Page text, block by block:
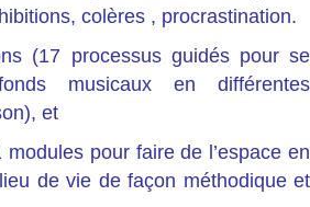
colères , procrastination.
(17 processus guidés pour se
musicaux en différentes
et
pour faire de l’espace en
de vie de façon méthodique et